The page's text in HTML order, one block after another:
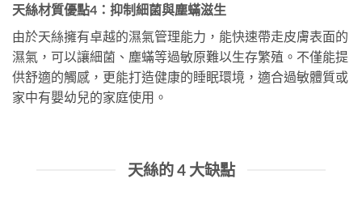
天絲材質優點4：抑制細菌與塵蟎滋生
由於天絲擁有卓越的濕氣管理能力，能快速帶走皮膚表面的
濕氣，可以讓細菌、塵蟎等過敏原難以生存繁殖。不僅能提
供舒適的觸感，更能打造健康的睡眠環境，適合過敏體質或
家中有嬰幼兒的家庭使用。
天絲的 4 大缺點